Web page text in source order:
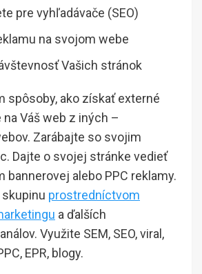
pre vyhľadávače (SEO)
na svojom webe
Vašich stránok
spôsoby, ako získať externé
Váš web z iných –
Zarábajte so svojim
Dajte o svojej stránke vedieť
bannerovej alebo PPC reklamy.
prostredníctvom
a ďalších
Využite SEM, SEO, viral,
EPR, blogy.